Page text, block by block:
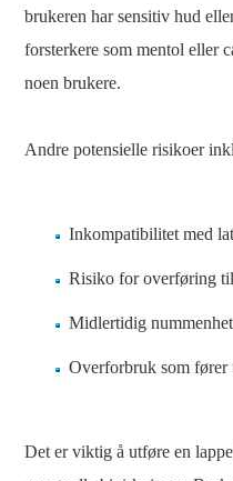
brukeren har sensitiv hud
forsterkere som mentol eller
noen brukere.
Andre potensielle risikoer
Inkompatibilitet med
Risiko for overføring
Midlertidig
Overforbruk som fører
Det er viktig å utføre en